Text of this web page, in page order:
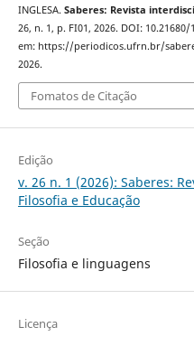
INGLESA. Saberes: Revista
26, n. 1, p. FI01, 2026. DOI:
em: https://periodicos.ufrn.br/
2026.
Fomatos de Citação
Edição
v. 26 n. 1 (2026): Saberes:
Filosofia e Educação
Seção
Filosofia e linguagens
Licença